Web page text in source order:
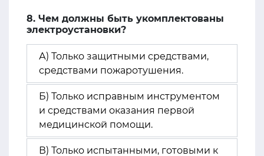
8. Чем должны быть укомплектованы
электроустановки?
А) Только защитными средствами,
средствами пожаротушения.
Б) Только исправным инструментом
и средствами оказания первой
медицинской помощи.
В) Только испытанными, готовыми к